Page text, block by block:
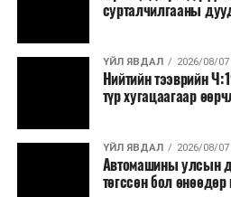
авах боломжтой аж.
Япон, Герман, Швейцар,
зэрэг улс лаг хатаах,
байна. Тухайлбал, Германд
ашигладаг бол
боловсруулах
эрчим хүч үйлдвэрлэдэг.
сурталчилгааны
ҮЙЛ ЯВДАЛ 2026/08/07
Нийтийн тээврийн
түр хугацаагаар
ҮЙЛ ЯВДАЛ 2026/08/07
Автомашины улсын
төгссөн бол өнөөдөр